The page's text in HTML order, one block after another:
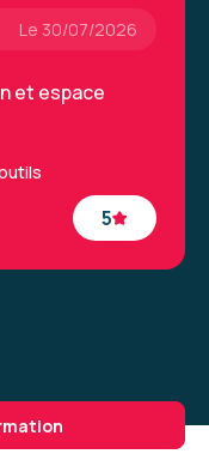
Le 30/07/2026
5
et espace
de Boris